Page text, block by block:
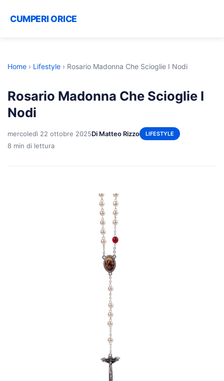
CUMPERI ORICE
Home › Lifestyle › Rosario Madonna Che Scioglie I Nodi
Rosario Madonna Che Scioglie I
Nodi
mercoledì 22 ottobre 2025Di Matteo Rizzo LIFESTYLE
8 min di lettura